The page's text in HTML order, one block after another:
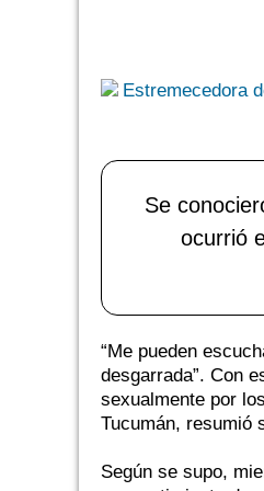
Se
ocurrió
“Me pueden
desgarrada”. Con
sexualmente por
Tucumán, resumió
Según se supo,